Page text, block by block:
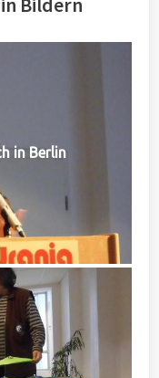
Bildern
in Berlin